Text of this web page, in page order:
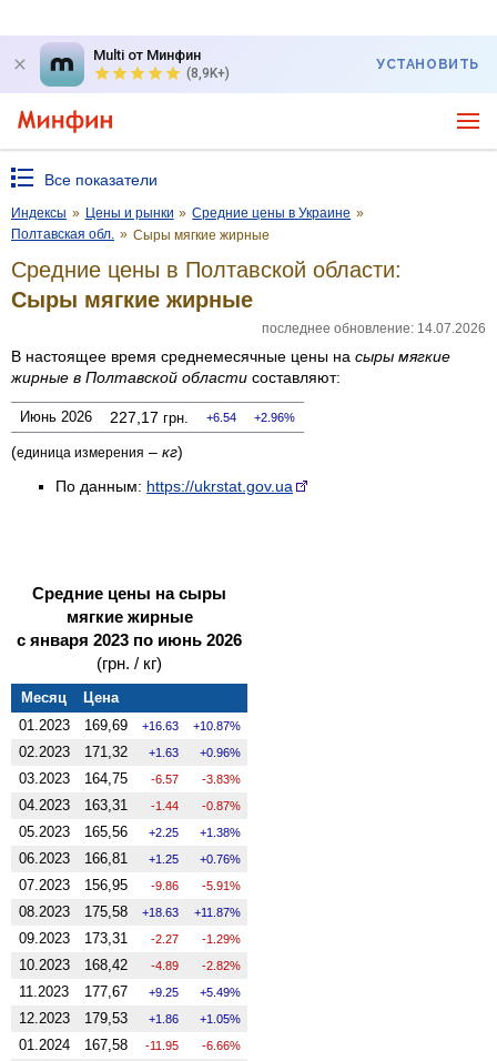
Multi от Минфин
(8,9K+)
УСТАНОВИТЬ
Все показатели
Индексы » Цены и рынки » Средние цены в Украине »
Полтавская обл. » Сыры мягкие жирные
Средние цены в Полтавской области:
Сыры мягкие жирные
последнее обновление: 14.07.2026
В настоящее время среднемесячные цены на сыры мягкие
жирные в Полтавской области составляют:
Июнь 2026 227,17 грн. 6.54 2.96%
(единица измерения – кг)
По данным: https://ukrstat.gov.ua
Средние цены на сыры
мягкие жирные
с января 2023 по июнь 2026
(грн. / кг)
Месяц
Цена
01.2023
169,69 16.63 10.87%
02.2023 171,32 1.63 0.96%
03.2023 164,75 -6.57 -3.83%
04.2023 163,31 -1.44 -0.87%
05.2023 165,56 2.25 1.38%
06.2023 166,81 1.25 0.76%
07.2023 156,95 -9.86 -5.91%
08.2023 175,58 18.63 11.87%
09.2023 173,31 -2.27 -1.29%
10.2023 168,42 -4.89 -2.82%
11.2023 177,67 9.25 5.49%
12.2023 179,53 1.86 1.05%
01.2024 167,58 -11.95 -6.66%